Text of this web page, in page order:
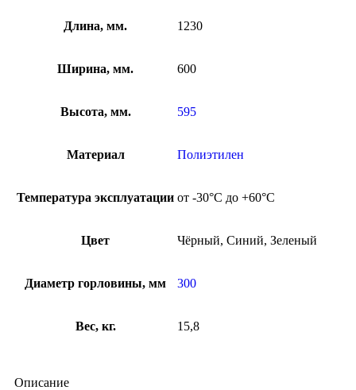
Длина, мм. 1230
Ширина, мм. 600
Высота, мм. 595
Материал Полиэтилен
Температура эксплуатации от -30°C до +60°C
Цвет Чёрный, Синий, Зеленый
Диаметр горловины, мм 300
Вес, кг. 15,8
Описание